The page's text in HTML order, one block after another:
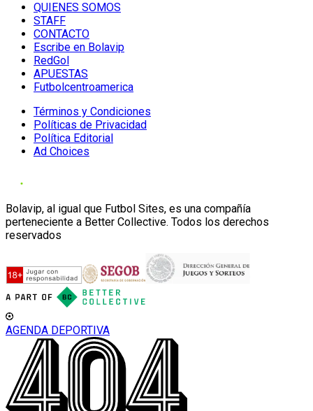
QUIENES SOMOS
STAFF
CONTACTO
Escribe en Bolavip
RedGol
APUESTAS
Futbolcentroamerica
Términos y Condiciones
Políticas de Privacidad
Política Editorial
Ad Choices
Bolavip, al igual que Futbol Sites, es una compañía
perteneciente a Better Collective. Todos los derechos
reservados
AGENDA DEPORTIVA